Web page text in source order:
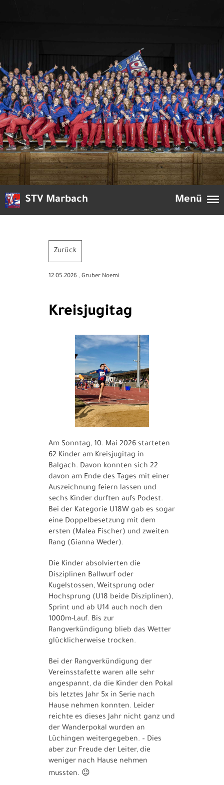
Menü
STV Marbach
Zurück
12.05.2026 , Gruber Noemi
Kreisjugitag
Am Sonntag, 10. Mai 2026 starteten
62 Kinder am Kreisjugitag in
Balgach. Davon konnten sich 22
davon am Ende des Tages mit einer
Auszeichnung feiern lassen und
sechs Kinder durften aufs Podest.
Bei der Kategorie U18W gab es sogar
eine Doppelbesetzung mit dem
ersten (Malea Fischer) und zweiten
Rang (Gianna Weder).
Die Kinder absolvierten die
Disziplinen Ballwurf oder
Kugelstossen, Weitsprung oder
Hochsprung (U18 beide Disziplinen),
Sprint und ab U14 auch noch den
1000m-Lauf. Bis zur
Rangverkündigung blieb das Wetter
glücklicherweise trocken.
Bei der Rangverkündigung der
Vereinsstafette waren alle sehr
angespannt, da die Kinder den Pokal
bis letztes Jahr 5x in Serie nach
Hause nehmen konnten. Leider
reichte es dieses Jahr nicht ganz und
der Wanderpokal wurden an
Lüchingen weitergegeben. – Dies
aber zur Freude der Leiter, die
weniger nach Hause nehmen
mussten. 😉